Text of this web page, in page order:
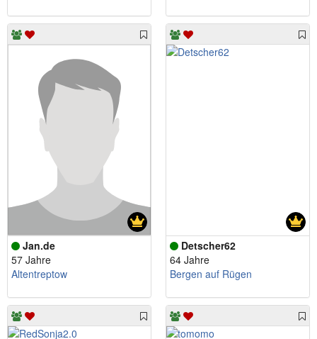
Jan.de
57 Jahre
Altentreptow
Detscher62
64 Jahre
Bergen auf Rügen